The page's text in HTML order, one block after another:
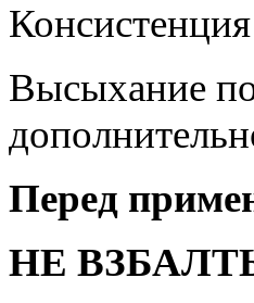
Высыхание
Перед
НЕ